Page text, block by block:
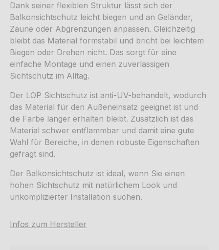
Dank seiner flexiblen Struktur lässt sich der
Balkonsichtschutz leicht biegen und an Geländer,
Zäune oder Abgrenzungen anpassen. Gleichzeitig
bleibt das Material formstabil und bricht bei leichtem
Biegen oder Drehen nicht. Das sorgt für eine
einfache Montage und einen zuverlässigen
Sichtschutz im Alltag.
Der LOP Sichtschutz ist anti-UV-behandelt, wodurch
das Material für den Außeneinsatz geeignet ist und
die Farbe länger erhalten bleibt. Zusätzlich ist das
Material schwer entflammbar und damit eine gute
Wahl für Bereiche, in denen robuste Eigenschaften
gefragt sind.
Der Balkonsichtschutz ist ideal, wenn Sie einen
hohen Sichtschutz mit natürlichem Look und
unkomplizierter Installation suchen.
Infos zum Hersteller